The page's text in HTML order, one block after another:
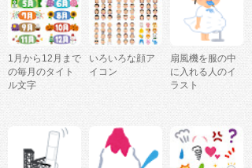
1月から12月まで
の毎月のタイト
ル文字
いろいろな顔ア
イコン
扇風機を服の中
に入れる人のイ
ラスト